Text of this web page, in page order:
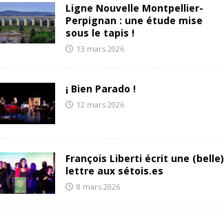
Ligne Nouvelle Montpellier-
Perpignan : une étude mise
sous le tapis !
13 mars 2026
¡ Bien Parado !
12 mars 2026
François Liberti écrit une (belle)
lettre aux sétois.es
8 mars 2026